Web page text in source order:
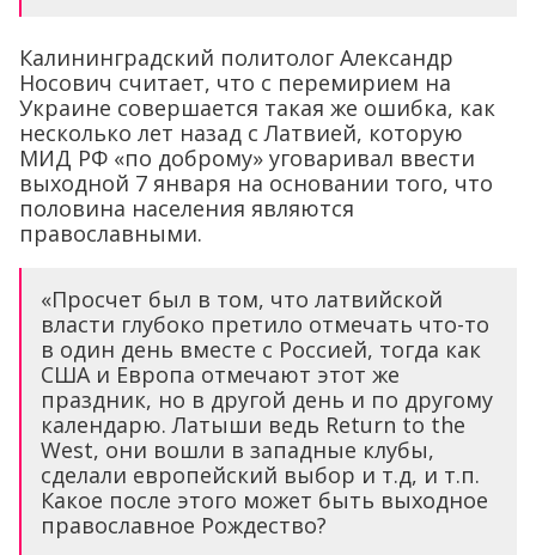
Калининградский политолог Александр
Носович считает, что с перемирием на
Украине совершается такая же ошибка, как
несколько лет назад с Латвией, которую
МИД РФ «по доброму» уговаривал ввести
выходной 7 января на основании того, что
половина населения являются
православными.
«Просчет был в том, что латвийской
власти глубоко претило отмечать что-то
в один день вместе с Россией, тогда как
США и Европа отмечают этот же
праздник, но в другой день и по другому
календарю. Латыши ведь Return to the
West, они вошли в западные клубы,
сделали европейский выбор и т.д, и т.п.
Какое после этого может быть выходное
православное Рождество?